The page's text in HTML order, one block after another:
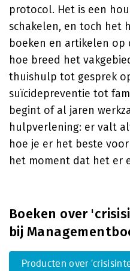
protocol. Het is een
schakelen, en toch het
boeken en artikelen op
hoe breed het
thuishulp tot gesprek
suïcidepreventie tot
begint of al jaren
hulpverlening: er valt
hoe je er het beste
het moment dat het er
Boeken over
bij
Producten over